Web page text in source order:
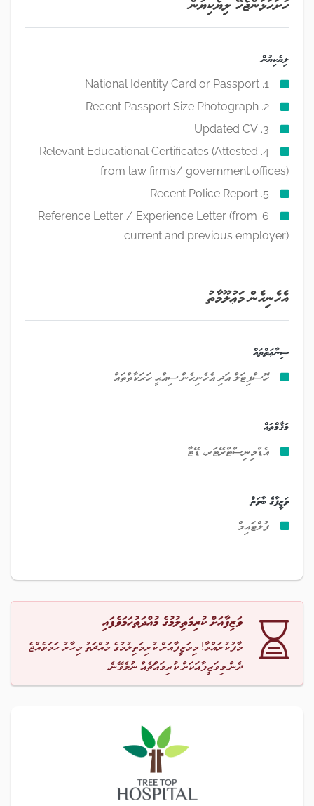
ލިޔެކިޔުން
1. National Identity Card or Passport
2. Recent Passport Size Photograph
3. Updated CV
4. Relevant Educational Certificates (Attested
from law firm’s/ government offices)
5. Recent Police Report
6. Reference Letter / Experience Letter (from
current and previous employer)
އެހެނިހެން މަޢުލޫމާތު
ސިނާޢަތްތައް
ހޮސްޕިޓަލް އަދި އެހެނިހެން ސިއްޙީ ހަރަކާތްތައް
މަޤާމްތައް
އެޑްމިނިސްޓްރޭޓަރ، ޑޭޓާ
ވަޒީފާގެ ބާވަތް
ފުލްޓައިމް
ވަޒިފާއަށް ކުރިމަތިލުމުގެ މުއްދަތުހަމަވެފައި
މާފުކުރައްވާ! މިވަޒީފާއަށް ކުރިމަތިލުމުގެ މުއްދަތު މިހާރު ހަމަވެއްޖެ
ދެން މިވަޒީފާއަކަށް ކުރިމައްޗެއް ނުލެވޭނެ.